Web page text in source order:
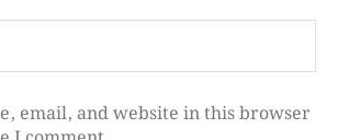
email, and website in this browser